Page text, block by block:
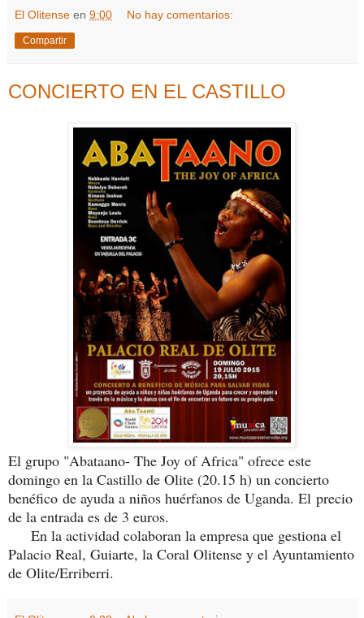
El Olitense en 9:00 No hay comentarios:
Compartir
CONCIERTO EN EL CASTILLO
El grupo "Abataano- The Joy of Africa" ofrece este
domingo en la Castillo de Olite (20.15 h) un concierto
benéfico de ayuda a niños huérfanos de Uganda. El precio
de la entrada es de 3 euros.
En la actividad colaboran la empresa que gestiona el
Palacio Real, Guiarte, la Coral Olitense y el Ayuntamiento
de Olite/Erriberri.